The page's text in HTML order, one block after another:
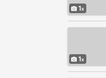
1
1